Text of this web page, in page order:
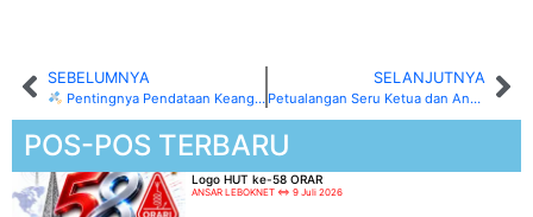
SEBELUMNYA
Pentingnya Pendataan Keanggotaan dan Pembuatan Kartu CA bagi Anggota ORARI Lokal Enrekang ( Part II )
SELANJUTNYA
Petualangan Seru Ketua dan Anggota ORARI Lokal Enrekang Menjelajahi Pegunungan Maiwa, Wujud Kebersamaan dan Dedikasi Alam
POS-POS TERBARU
Logo HUT ke-58 ORAR
ANSAR LEBOKNET 9 Juli 2026